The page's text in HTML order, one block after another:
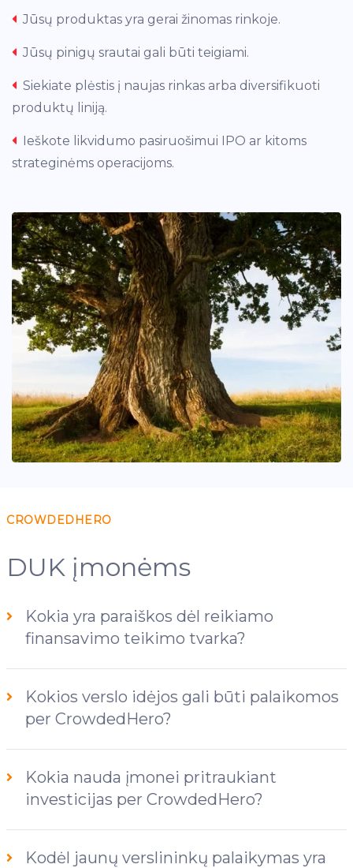
Jūsų produktas yra gerai žinomas rinkoje.
Jūsų pinigų srautai gali būti teigiami.
Siekiate plėstis į naujas rinkas arba diversifikuoti
produktų liniją.
Ieškote likvidumo pasiruošimui IPO ar kitoms
strateginėms operacijoms.
CROWDEDHERO
DUK įmonėms
Kokia yra paraiškos dėl reikiamo
finansavimo teikimo tvarka?
Kokios verslo idėjos gali būti palaikomos
per CrowdedHero?
Kokia nauda įmonei pritraukiant
investicijas per CrowdedHero?
Kodėl jaunų verslininkų palaikymas yra